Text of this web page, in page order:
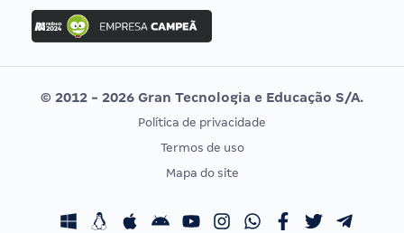
Concurso Ibama
Concurso MPU
Editais publicados
Vunesp
CONCURSOS POR PROFISSÃO
Concursos Fiscais
EXAME DE ORDEM
Calendário OAB
© 2012 - 2026 Gran Tecnologia e Educação S/A.
Política de privacidade
Termos de uso
Mapa do site